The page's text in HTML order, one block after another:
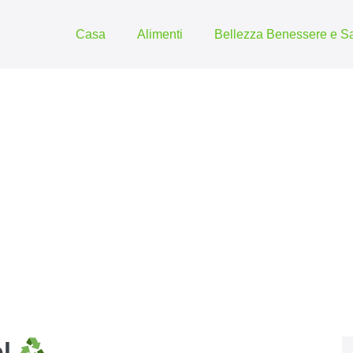
Casa Alimenti Bellezza Benessere e